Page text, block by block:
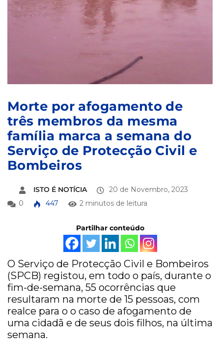
Morte por afogamento de
três membros da mesma
família marca a semana do
Serviço de Protecção Civil e
Bombeiros
ISTO É NOTÍCIA
20 de Novembro, 2023
0
447 2 minutos de leitura
Partilhar conteúdo
O Serviço de Protecção Civil e Bombeiros
(SPCB) registou, em todo o país, durante o
fim-de-semana, 55 ocorrências que
resultaram na morte de 15 pessoas, com
realce para o o caso de afogamento de
uma cidadã e de seus dois filhos, na última
semana.